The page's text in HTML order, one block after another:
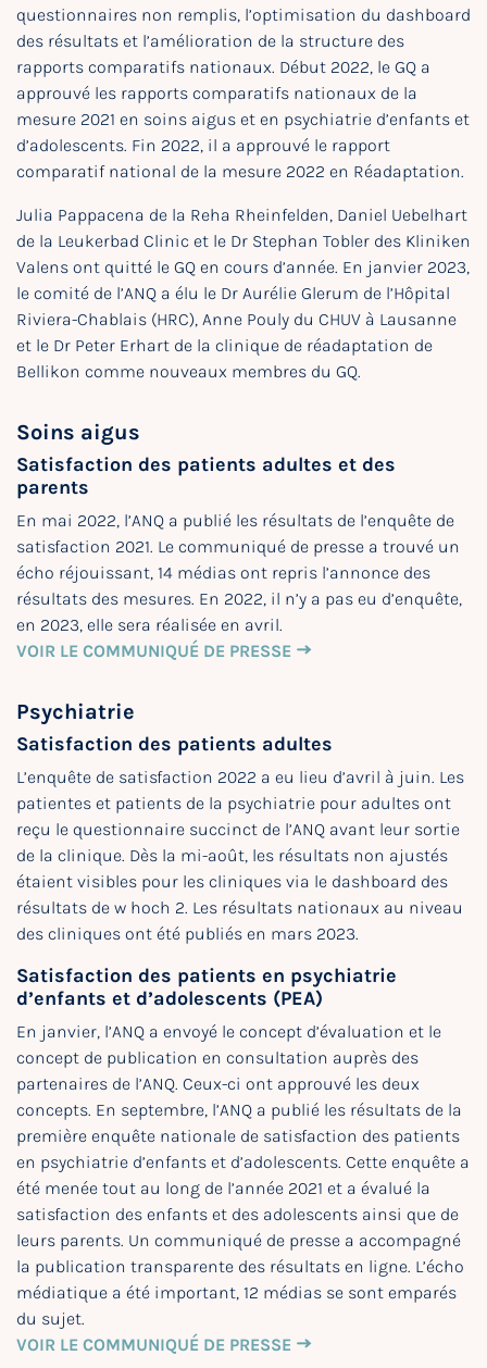
questionnaires non remplis, l’optimisation du dashboard
des résultats et l’amélioration de la structure des
rapports comparatifs nationaux. Début 2022, le GQ a
approuvé les rapports comparatifs nationaux de la
mesure 2021 en soins aigus et en psychiatrie d’enfants et
d’adolescents. Fin 2022, il a approuvé le rapport
comparatif national de la mesure 2022 en Réadaptation.
Julia Pappacena de la Reha Rheinfelden, Daniel Uebelhart
de la Leukerbad Clinic et le Dr Stephan Tobler des Kliniken
Valens ont quitté le GQ en cours d’année. En janvier 2023,
le comité de l’ANQ a élu le Dr Aurélie Glerum de l’Hôpital
Riviera-Chablais (HRC), Anne Pouly du CHUV à Lausanne
et le Dr Peter Erhart de la clinique de réadaptation de
Bellikon comme nouveaux membres du GQ.
Soins aigus
Satisfaction des patients adultes et des
parents
En mai 2022, l’ANQ a publié les résultats de l’enquête de
satisfaction 2021. Le communiqué de presse a trouvé un
écho réjouissant, 14 médias ont repris l’annonce des
résultats des mesures. En 2022, il n’y a pas eu d’enquête,
en 2023, elle sera réalisée en avril.
VOIR LE COMMUNIQUÉ DE PRESSE
Psychiatrie
Satisfaction des patients adultes
L’enquête de satisfaction 2022 a eu lieu d’avril à juin. Les
patientes et patients de la psychiatrie pour adultes ont
reçu le questionnaire succinct de l’ANQ avant leur sortie
de la clinique. Dès la mi-août, les résultats non ajustés
étaient visibles pour les cliniques via le dashboard des
résultats de w hoch 2. Les résultats nationaux au niveau
des cliniques ont été publiés en mars 2023.
Satisfaction des patients en psychiatrie
d’enfants et d’adolescents (PEA)
En janvier, l’ANQ a envoyé le concept d’évaluation et le
concept de publication en consultation auprès des
partenaires de l’ANQ. Ceux-ci ont approuvé les deux
concepts. En septembre, l’ANQ a publié les résultats de la
première enquête nationale de satisfaction des patients
en psychiatrie d’enfants et d’adolescents. Cette enquête a
été menée tout au long de l’année 2021 et a évalué la
satisfaction des enfants et des adolescents ainsi que de
leurs parents. Un communiqué de presse a accompagné
la publication transparente des résultats en ligne. L’écho
médiatique a été important, 12 médias se sont emparés
du sujet.
VOIR LE COMMUNIQUÉ DE PRESSE